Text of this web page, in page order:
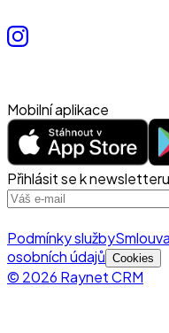
Mobilní aplikace
Přihlásit se k newsletteru
Podmínky služby
osobních údajů Cookies
© 2026 Raynet CRM